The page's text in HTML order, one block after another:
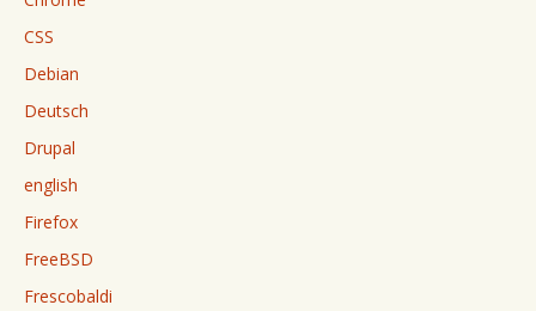
CSS
Debian
Deutsch
Drupal
english
Firefox
FreeBSD
Frescobaldi